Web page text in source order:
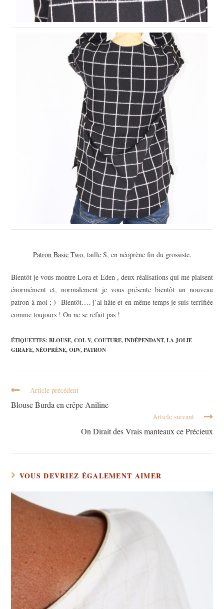
Patron Basic Two, taille S, en néoprène fin du grossiste.
Bientôt je vous montre Lora et Eden , deux réalisations qui me plaisent
énormément et, normalement je vous présente bientôt un nouveau
patron à moi ; ) Bientôt…. j’ai hâte et en même temps je suis terrifiée
comme toujours ! On ne se refait pas !
ÉTIQUETTES:BLOUSE, COL V, COUTURE, INDÉPENDANT, LA JOLIE
GIRAFE, NÉOPRÈNE, ODV, PATRON
Article précédent
Blouse Burda en crêpe Aniline
Article suivant
On Dirait des Vrais manteaux ce Précieux
VOUS DEVRIEZ ÉGALEMENT AIMER